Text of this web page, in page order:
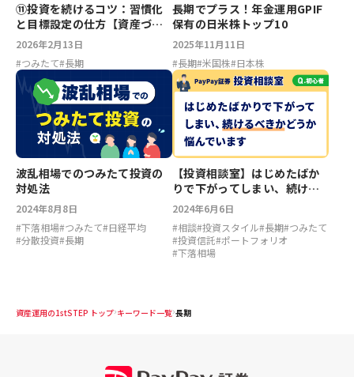
⑪投資を続けるコツ：習慣化
と目標設定の仕方【資産づく
りステップアップ】
2026年2月13日
#つみたて#長期
長期でプラス！年金運用GPIF
保有の日米株トップ10
2025年11月11日
#長期#米国株#日本株
波乱相場でのつみたて投資の
対処法
2024年8月8日
#下落相場#つみたて#日経平均
#分散投資#長期
【投資相談室】はじめたばか
りで下がってしまい、続ける
べきかどうか悩んでいます
2024年6月6日
#相談#投資スタイル#長期#つみたて
#投資信託#ポートフォリオ
#下落相場
資産運用の1stSTEP トップ キーワード一覧 長期